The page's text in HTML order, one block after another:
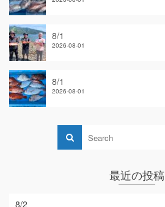
8/1
2026-08-01
8/1
2026-08-01
最近の投稿
8/2